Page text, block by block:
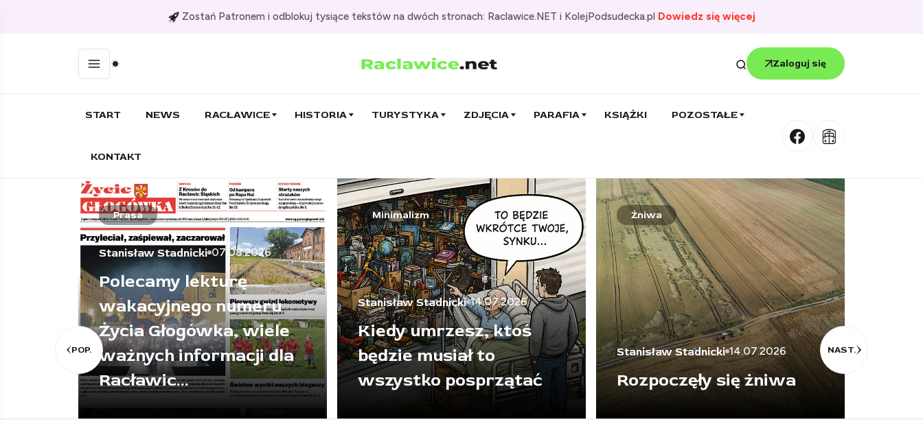
Zostań Patronem i odblokuj tysiące tekstów na dwóch stronach: Raclawice.NET i KolejPodsudecka.pl Dowiedz się więcej
Zaloguj się
START NEWS RACŁAWICE HISTORIA TURYSTYKA ZDJĘCIA PARAFIA KSIĄŻKI POZOSTAŁE
KONTAKT
POP. NAST.
Prasa
Stanisław Stadnicki 07.08.2026
Polecamy lekturę
wakacyjnego numeru
Życia Głogówka, wiele
ważnych informacji dla
Racławic...
Minimalizm
Stanisław Stadnicki 14.07.2026
Kiedy umrzesz, ktoś
będzie musiał to
wszystko posprzątać
Żniwa
Stanisław Stadnicki 14.07.2026
Rozpoczęły się żniwa